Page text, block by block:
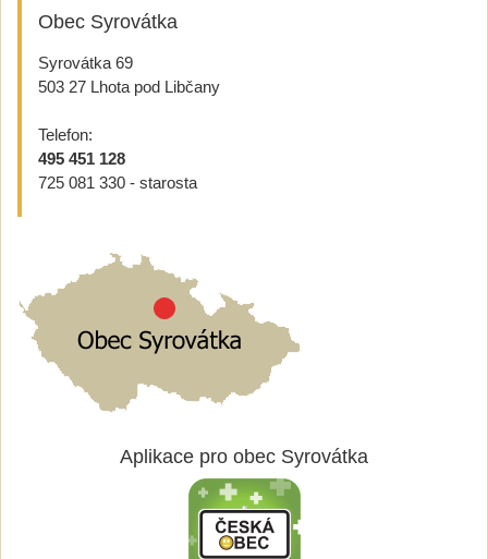
Obec Syrovátka
Syrovátka 69
503 27 Lhota pod Libčany
Telefon:
495 451 128
725 081 330 - starosta
Aplikace pro obec Syrovátka